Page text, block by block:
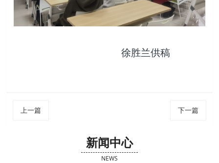
徐胜兰供稿
上一篇 下一篇
新闻中心
NEWS